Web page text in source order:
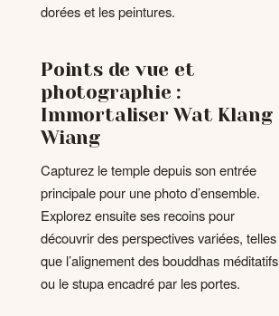
dorées et les peintures.
Points de vue et
photographie :
Immortaliser Wat Klang
Wiang
Capturez le temple depuis son entrée
principale pour une photo d’ensemble.
Explorez ensuite ses recoins pour
découvrir des perspectives variées, telles
que l’alignement des bouddhas méditatifs
ou le stupa encadré par les portes.